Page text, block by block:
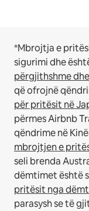
*Mbrojtja e
sigurimi dhe
përgjithshme
që ofrojnë
për pritësit në
përmes Airbnb
qëndrime në
mbrojtjen e
seli brenda
dëmtimet është
pritësit nga
parasysh se të